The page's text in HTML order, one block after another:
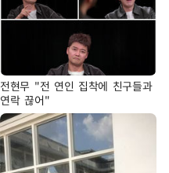
전현무 "전 연인 집착에 친구들과
연락 끊어"